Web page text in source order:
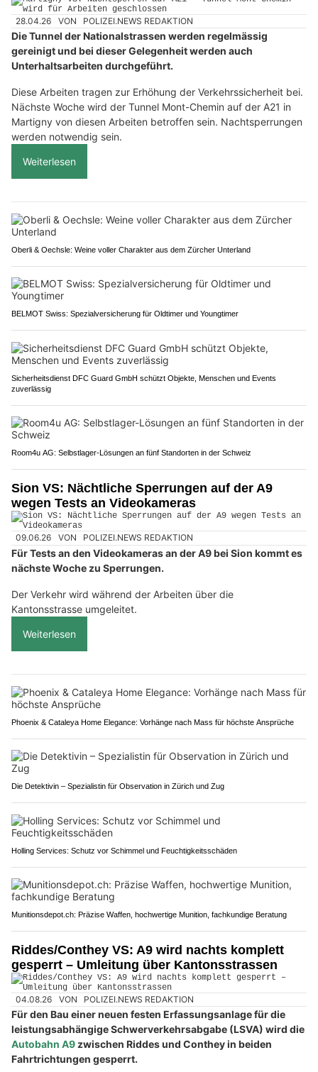
28.04.26 VON POLIZEI.NEWS REDAKTION
Die Tunnel der Nationalstrassen werden regelmässig
gereinigt und bei dieser Gelegenheit werden auch
Unterhaltsarbeiten durchgeführt.
Diese Arbeiten tragen zur Erhöhung der Verkehrssicherheit bei.
Nächste Woche wird der Tunnel Mont-Chemin auf der A21 in
Martigny von diesen Arbeiten betroffen sein. Nachtsperrungen
werden notwendig sein.
Weiterlesen
Oberli & Oechsle: Weine voller Charakter aus dem Zürcher Unterland
BELMOT Swiss: Spezialversicherung für Oldtimer und Youngtimer
Sicherheitsdienst DFC Guard GmbH schützt Objekte, Menschen und Events
zuverlässig
Room4u AG: Selbstlager-Lösungen an fünf Standorten in der Schweiz
Sion VS: Nächtliche Sperrungen auf der A9
wegen Tests an Videokameras
09.06.26 VON POLIZEI.NEWS REDAKTION
Für Tests an den Videokameras an der A9 bei Sion kommt es
nächste Woche zu Sperrungen.
Der Verkehr wird während der Arbeiten über die
Kantonsstrasse umgeleitet.
Weiterlesen
Phoenix & Cataleya Home Elegance: Vorhänge nach Mass für höchste Ansprüche
Die Detektivin – Spezialistin für Observation in Zürich und Zug
Holling Services: Schutz vor Schimmel und Feuchtigkeitsschäden
Munitionsdepot.ch: Präzise Waffen, hochwertige Munition, fachkundige Beratung
Riddes/Conthey VS: A9 wird nachts komplett
gesperrt – Umleitung über Kantonsstrassen
04.08.26 VON POLIZEI.NEWS REDAKTION
Für den Bau einer neuen festen Erfassungsanlage für die
leistungsabhängige Schwerverkehrsabgabe (LSVA) wird die
Autobahn A9 zwischen Riddes und Conthey in beiden
Fahrtrichtungen gesperrt.